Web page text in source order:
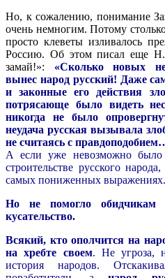
Но, к сожалению, понимание
очень немногим. Потому
просто клеветы изливалось
Россию. Об этом писал еще
замай!»: «Сколько новых
вынес народ русский! Даже
и законные его действия
потрясающе было видеть
никогда не было
неудача русская вызывала
не считаясь с
А если уже невозможно было
строительстве русского
самых пониженных выражениях.
Но не помогло обидчикам
кусательство.
Всякий, кто ополчится на
на хребте своем. Не угроза,
история народов.